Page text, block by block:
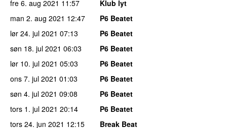
fre 6. aug 2021 11:57
Klub lyt
man 2. aug 2021 12:47
P6 Beatet
lør 24. jul 2021 07:13
P6 Beatet
søn 18. jul 2021 06:03
P6 Beatet
lør 10. jul 2021 05:03
P6 Beatet
ons 7. jul 2021 01:03
P6 Beatet
søn 4. jul 2021 09:08
P6 Beatet
tors 1. jul 2021 20:14
P6 Beatet
tors 24. jun 2021 12:15
Break Beat